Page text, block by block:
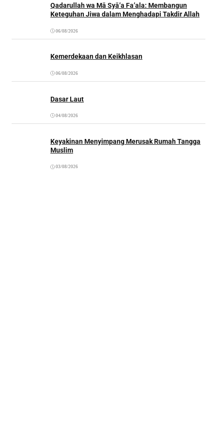
Qadarullah wa Mā Syā’a Fa’ala: Membangun
Keteguhan Jiwa dalam Menghadapi Takdir Allah
06/08/2026
Kemerdekaan dan Keikhlasan
06/08/2026
Dasar Laut
04/08/2026
Keyakinan Menyimpang Merusak Rumah Tangga
Muslim
03/08/2026